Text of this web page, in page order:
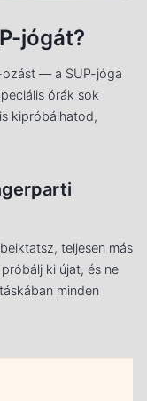
jógát?
ozást — a SUP-jóga
órák sok
kipróbálhatod,
teljesen más
ki újat, és ne
minden